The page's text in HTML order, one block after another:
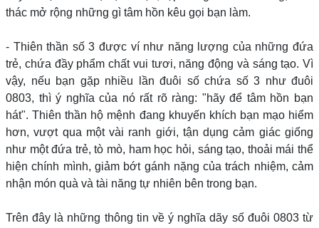
thác mở rộng những gì tâm hồn kêu gọi bạn làm.
- Thiên thần số 3 được ví như năng lượng của những đứa
trẻ, chứa đầy phẩm chất vui tươi, năng động và sáng tạo. Vì
vậy, nếu bạn gặp nhiều lần đuôi số chứa số 3 như đuôi
0803, thì ý nghĩa của nó rất rõ ràng: "hãy để tâm hồn bạn
hát". Thiên thần hộ mệnh đang khuyến khích bạn mạo hiểm
hơn, vượt qua một vài ranh giới, tận dụng cảm giác giống
như một đứa trẻ, tò mò, ham học hỏi, sáng tạo, thoải mái thể
hiện chính mình, giảm bớt gánh nặng của trách nhiệm, cảm
nhận món quà và tài năng tự nhiên bên trong bạn.
Trên đây là những thông tin về ý nghĩa dãy số đuôi 0803 từ